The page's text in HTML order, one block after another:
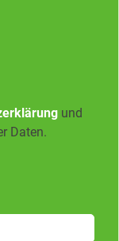
und
Daten.